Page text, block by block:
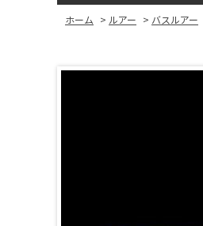
ホーム > ルアー > バスルアー